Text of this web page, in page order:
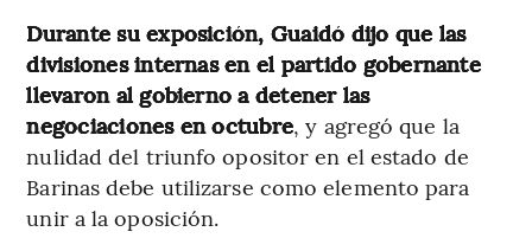
Durante su exposición, Guaidó dijo que las
divisiones internas en el partido gobernante
llevaron al gobierno a detener las
negociaciones en octubre, y agregó que la
nulidad del triunfo opositor en el estado de
Barinas debe utilizarse como elemento para
unir a la oposición.